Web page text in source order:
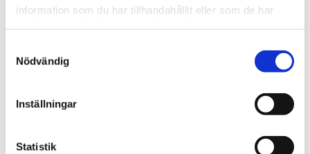
information som du har tillhandahållit eller som de har
Nödvändig
Inställningar
Statistik
What are you looking for?
Search